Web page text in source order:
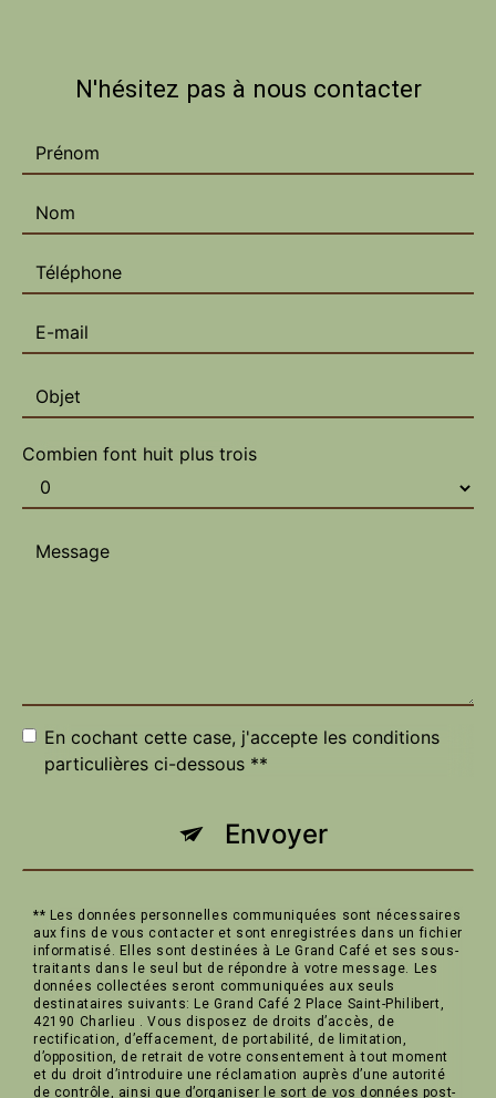
N'hésitez pas à nous contacter
Combien font huit plus trois
En cochant cette case, j'accepte les conditions
particulières ci-dessous **
Envoyer
** Les données personnelles communiquées sont nécessaires
aux fins de vous contacter et sont enregistrées dans un fichier
informatisé. Elles sont destinées à Le Grand Café et ses sous-
traitants dans le seul but de répondre à votre message. Les
données collectées seront communiquées aux seuls
destinataires suivants: Le Grand Café 2 Place Saint-Philibert,
42190 Charlieu . Vous disposez de droits d’accès, de
rectification, d’effacement, de portabilité, de limitation,
d’opposition, de retrait de votre consentement à tout moment
et du droit d’introduire une réclamation auprès d’une autorité
de contrôle, ainsi que d’organiser le sort de vos données post-